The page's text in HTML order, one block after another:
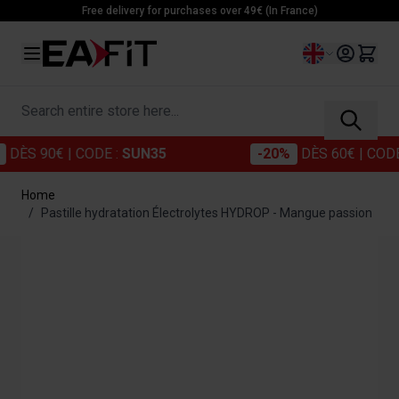
Skip to ContentFree delivery for purchases over 49€ (In France)
Language
Search entire store here...
| CODE : SUN35 DÈS 60€ | CODE :
Home
/
Pastille hydratation Électrolytes HYDROP - Mangue passion